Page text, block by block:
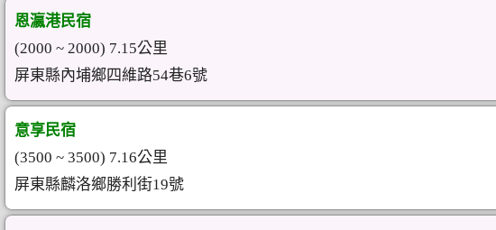
恩瀛港民宿
(2000 ~ 2000) 7.15公里
屏東縣內埔鄉四維路54巷6號
意享民宿
(3500 ~ 3500) 7.16公里
屏東縣麟洛鄉勝利街19號